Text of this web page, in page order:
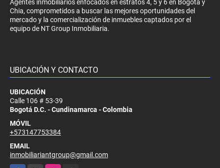
Agentes inmobiliarios enfocados en estratos 4, 5 y 6 en Bogotá y
Chia, comprometidos a buscar las mejores oportunidades del
mercado y la comercialización de inmuebles captados por el
equipo de NT Group Inmobiliaria.
UBICACIÓN Y CONTACTO
UBICACIÓN
Calle 106 # 53-39
Bogotá D.C. - Cundinamarca - Colombia
MÓVIL
+573147753384
EMAIL
inmobiliariantgroup@gmail.com